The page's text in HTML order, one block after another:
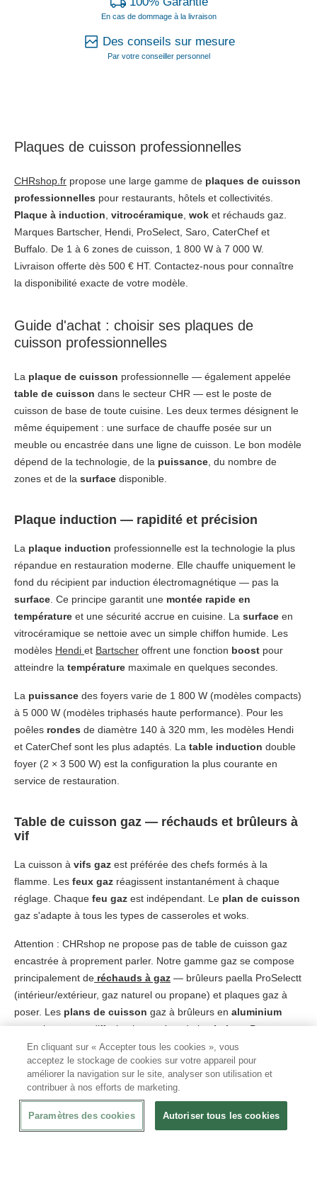
En cas de dommage à la livraison
Des conseils sur mesure
Par votre conseiller personnel
Plaques de cuisson professionnelles
CHRshop.fr propose une large gamme de plaques de cuisson
professionnelles pour restaurants, hôtels et collectivités.
Plaque à induction, vitrocéramique, wok et réchauds gaz.
Marques Bartscher, Hendi, ProSelect, Saro, CaterChef et
Buffalo. De 1 à 6 zones de cuisson, 1 800 W à 7 000 W.
Livraison offerte dès 500 € HT. Contactez-nous pour connaître
la disponibilité exacte de votre modèle.
Guide d'achat : choisir ses plaques de
cuisson professionnelles
La plaque de cuisson professionnelle — également appelée
table de cuisson dans le secteur CHR — est le poste de
cuisson de base de toute cuisine. Les deux termes désignent le
même équipement : une surface de chauffe posée sur un
meuble ou encastrée dans une ligne de cuisson. Le bon modèle
dépend de la technologie, de la puissance, du nombre de
zones et de la surface disponible.
Plaque induction — rapidité et précision
La plaque induction professionnelle est la technologie la plus
répandue en restauration moderne. Elle chauffe uniquement le
fond du récipient par induction électromagnétique — pas la
surface. Ce principe garantit une montée rapide en
température et une sécurité accrue en cuisine. La surface en
vitrocéramique se nettoie avec un simple chiffon humide. Les
modèles Hendi et Bartscher offrent une fonction boost pour
atteindre la température maximale en quelques secondes.
La puissance des foyers varie de 1 800 W (modèles compacts)
à 5 000 W (modèles triphasés haute performance). Pour les
poêles rondes de diamètre 140 à 320 mm, les modèles Hendi
et CaterChef sont les plus adaptés. La table induction double
foyer (2 × 3 500 W) est la configuration la plus courante en
service de restauration.
Table de cuisson gaz — réchauds et brûleurs à
vif
La cuisson à vifs gaz est préférée des chefs formés à la
flamme. Les feux gaz réagissent instantanément à chaque
réglage. Chaque feu gaz est indépendant. Le plan de cuisson
gaz s'adapte à tous les types de casseroles et woks.
Attention : CHRshop ne propose pas de table de cuisson gaz
encastrée à proprement parler. Notre gamme gaz se compose
principalement de réchauds à gaz — brûleurs paella ProSelectt
(intérieur/extérieur, gaz naturel ou propane) et plaques gaz à
poser. Les plans de cuisson gaz à brûleurs en aluminium
garantissent une diffusion homogène de lachaleur. Pour une
installation gaz fixe avec plusieursfeux gaz, notre équipe peut
vous orienter vers la solution adaptée selon votre configuration.
Puissance et zones de cuisson — bien
dimensionner son poste
En cliquant sur « Accepter tous les cookies », vous
acceptez le stockage de cookies sur votre appareil pour
améliorer la navigation sur le site, analyser son utilisation et
contribuer à nos efforts de marketing.
Paramètres des cookies Autoriser tous les cookies